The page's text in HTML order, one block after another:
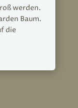
werden.
Baum.
die